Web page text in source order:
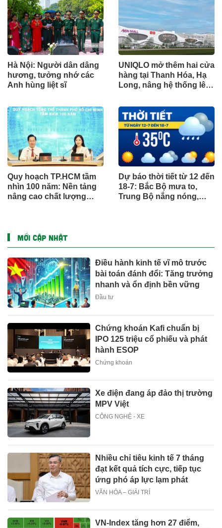
Hà Nội: Người dân dâng
hương, tưởng nhớ các
Anh hùng liệt sĩ
UNIQLO mở thêm hai cửa
hàng tại Thanh Hóa, Hạ
Long, nâng hệ thống lên
quốc
Quy hoạch TP.HCM tầm
nhìn 100 năm: Nền tảng
nâng cao chất lượng
Dự báo thời tiết từ 12 đến
18-7: Bắc Bộ mưa to,
Trung Bộ nắng nóng,
MỚI CẬP NHẬT
Điều hành kinh tế vĩ mô trước
bài toán đánh đổi: Tăng trưởng
nhanh và ổn định bền vững
Đầu tư
Chứng khoán Kafi chuẩn bị
IPO 125 triệu cổ phiếu và phát
hành ESOP
Chứng khoán
Xe điện đang áp đảo thị trường
MPV Việt
CÔNG NGHỆ - XE
Nhiều chỉ tiêu kinh tế 7 tháng
đạt kết quả tích cực, tiếp tục
ứng phó áp lực lạm phát
VĂN HÓA – GIẢI TRÍ
VN-Index tăng hơn 27 điểm,